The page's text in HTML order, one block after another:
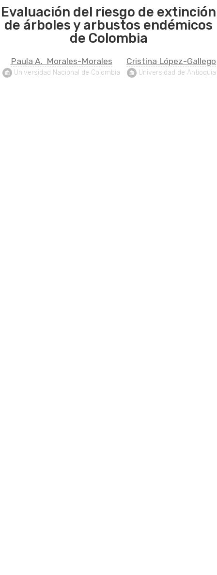
Evaluación del riesgo de extinción
de árboles y arbustos endémicos
de Colombia
Paula A.  Morales-Morales
Universidad Nacional de Colombia
Cristina López-Gallego
Universidad de Antioquia